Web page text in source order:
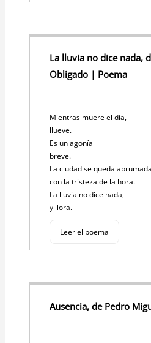
La lluvia no dice nada,
Obligado | Poema
Mientras muere el día,
llueve.
Es un agonía
breve.
La ciudad se queda abrumada
con la tristeza de la hora.
La lluvia no dice nada,
y llora.
Leer el poema
Ausencia, de Pedro